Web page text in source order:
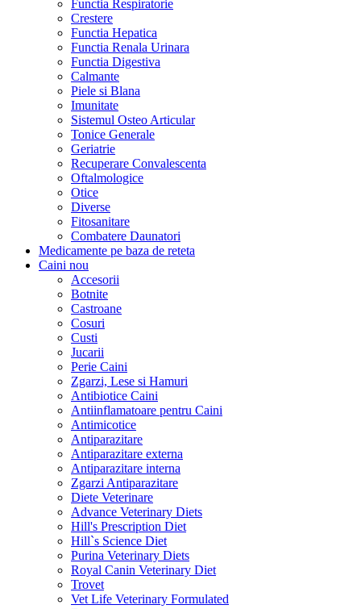
Functia Respiratorie
Crestere
Functia Hepatica
Functia Renala Urinara
Functia Digestiva
Calmante
Piele si Blana
Imunitate
Sistemul Osteo Articular
Tonice Generale
Geriatrie
Recuperare Convalescenta
Oftalmologice
Otice
Diverse
Fitosanitare
Combatere Daunatori
Medicamente pe baza de reteta
Caini nou
Accesorii
Botnite
Castroane
Cosuri
Custi
Jucarii
Perie Caini
Zgarzi, Lese si Hamuri
Antibiotice Caini
Antiinflamatoare pentru Caini
Antimicotice
Antiparazitare
Antiparazitare externa
Antiparazitare interna
Zgarzi Antiparazitare
Diete Veterinare
Advance Veterinary Diets
Hill's Prescription Diet
Hill`s Science Diet
Purina Veterinary Diets
Royal Canin Veterinary Diet
Trovet
Vet Life Veterinary Formulated